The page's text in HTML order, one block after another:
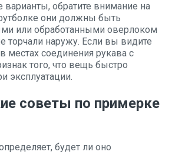
обратите внимание на
они должны быть
или обработанными оверлоком
торчали наружу. Если вы видите
местах соединения рукава с
того, что вещь быстро
эксплуатации.
советы по примерке
будет ли оно